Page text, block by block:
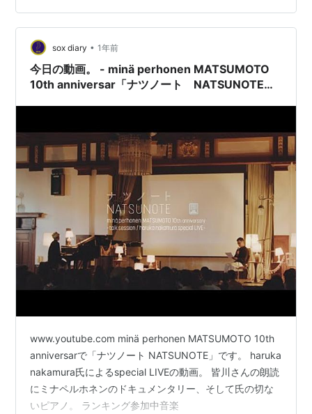
Amazon e-hon HMV&BOOKS online 紀伊國屋書店ウェブ
ストア セブンネットショッピング …
sox diary • 1年前
今日の動画。 - minä perhonen MATSUMOTO
10th anniversar「ナツノート NATSUNOTE」
www.youtube.com minä perhonen MATSUMOTO 10th
anniversarで「ナツノート NATSUNOTE」です。 haruka
nakamura氏によるspecial LIVEの動画。 皆川さんの朗読
にミナペルホネンのドキュメンタリー、そして氏の切な
いピアノ。 ランキング参加中音楽